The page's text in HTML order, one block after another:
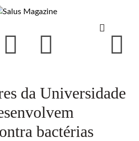
da Universidade
bactérias